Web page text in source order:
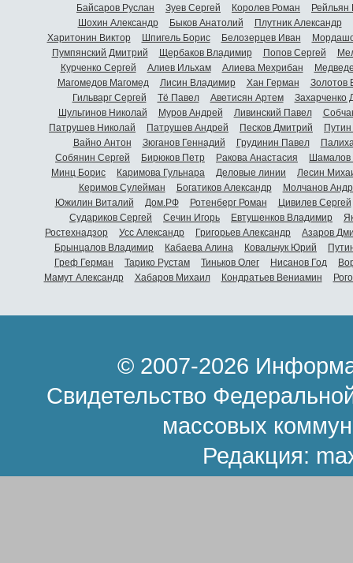
Байсаров Руслан
Зуев Сергей Королев Роман
Шохин Александр
Быков Анатолий Плутник Александр
Харитонин Виктор
Шпигель Борис Белозерцев Иван
Пумпянский Дмитрий
Щербаков Владимир Попов Сергей
Курченко Сергей
Алиев Ильхам Алиева Мехрибан
Магомедов Магомед
Лисин Владимир Хан Герман
Золотов
Гильварг Сергей
Тё Павел Аветисян Артем
Захарченко
Шульгинов Николай
Муров Андрей Ливинский Павел
Патрушев Николай
Патрушев Андрей Песков Дмитрий
Вайно Антон
Зюганов Геннадий Грудинин Павел
Собянин Сергей
Бирюков Петр Ракова Анастасия
Шамалов
Минц Борис
Каримова Гульнара Деловые линии
Лесин
Керимов Сулейман
Богатиков Александр
Молчанов
Южилин Виталий
Дом.РФ Ротенберг Роман
Цивилев Сергей
Судариков Сергей
Сечин Игорь Евтушенков Владимир
Ростехнадзор
Усс Александр Григорьев Александр
Азаров
Брынцалов Владимир
Кабаева Алина Ковальчук Юрий
Греф Герман
Тарико Рустам Тиньков Олег Нисанов Год
Мамут Александр
Хабаров Михаил Кондратьев Вениамин
© 2007-2026
Свидетельство
массовых
Редакция: